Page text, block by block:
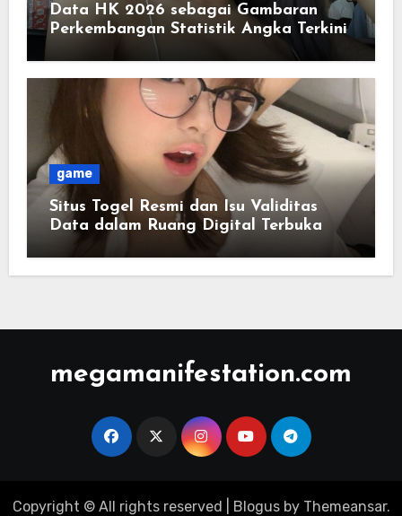
Data HK 2026 sebagai Gambaran
Perkembangan Statistik Angka Terkini
game
Situs Togel Resmi dan Isu Validitas
Data dalam Ruang Digital Terbuka
megamanifestation.com
Copyright © All rights reserved Blogusby Themeansar.